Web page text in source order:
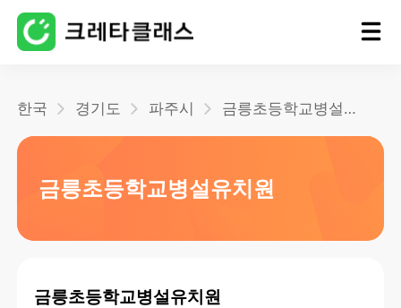
한국 경기도 파주시 금릉초등학교병설유치원
금릉초등학교병설유치원
금릉초등학교병설유치원